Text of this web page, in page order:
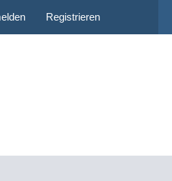
Registrieren